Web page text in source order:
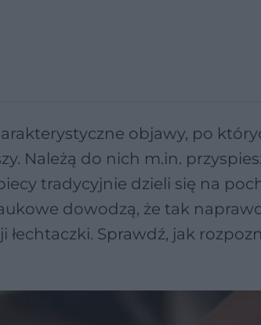
objawy, po
Należą do nich m.in.
tradycyjnie dzieli się na
dowodzą, że tak
Sprawdź, jak